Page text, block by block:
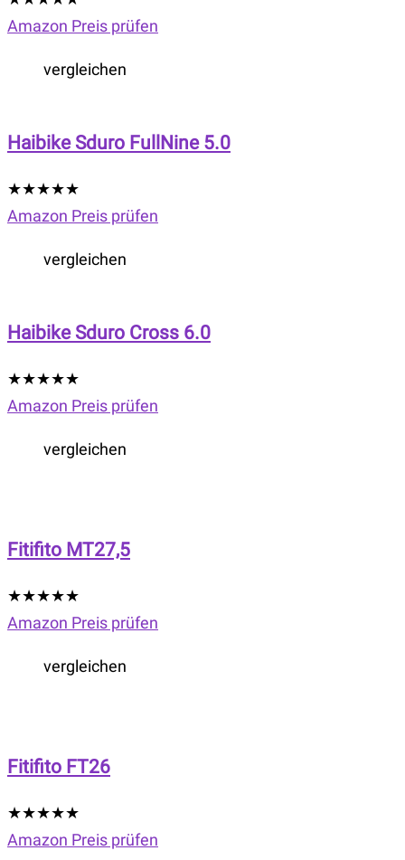
Amazon Preis prüfen
vergleichen
Haibike Sduro FullNine 5.0
★★★★★
Amazon Preis prüfen
vergleichen
Haibike Sduro Cross 6.0
★★★★★
Amazon Preis prüfen
vergleichen
Fitifito MT27,5
★★★★★
Amazon Preis prüfen
vergleichen
Fitifito FT26
★★★★★
Amazon Preis prüfen